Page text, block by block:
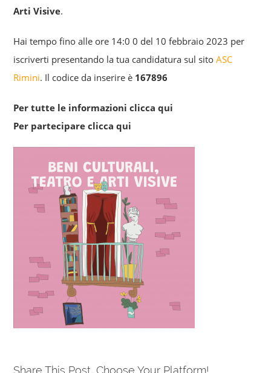
Arti Visive.
Hai tempo fino alle ore 14:0 0 del 10 febbraio 2023 per
iscriverti presentando la tua candidatura sul sito ASC
Rimini. Il codice da inserire è 167896
Per tutte le informazioniclicca qui
Per partecipareclicca qui
Share This Post, Choose Your Platform!